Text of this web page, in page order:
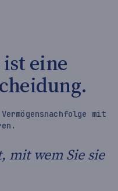
eine
mit
mit wem Sie sie